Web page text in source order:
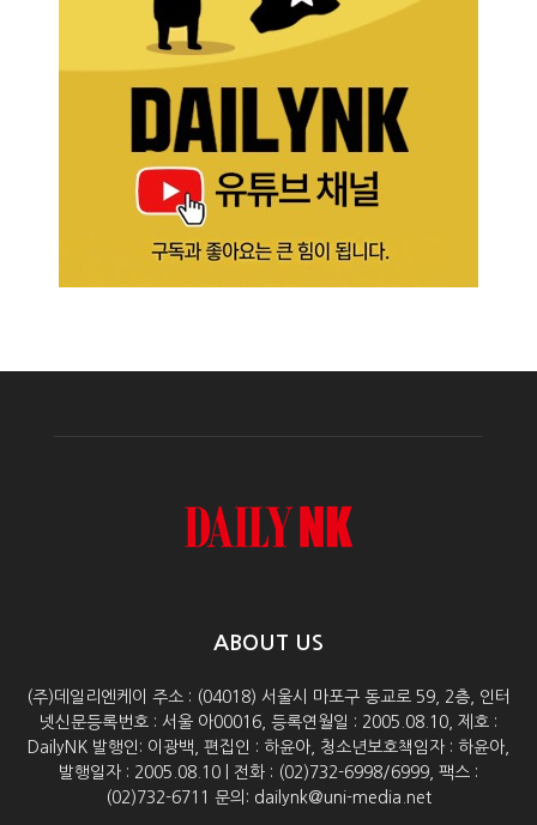
ABOUT US
(주)데일리엔케이 주소 : (04018) 서울시 마포구 동교로 59, 2층, 인터
넷신문등록번호 : 서울 아00016, 등록연월일 : 2005.08.10, 제호 :
DailyNK 발행인: 이광백, 편집인 : 하윤아, 청소년보호책임자 : 하윤아,
발행일자 : 2005.08.10 | 전화 : (02)732-6998/6999, 팩스 :
(02)732-6711 문의: dailynk@uni-media.net